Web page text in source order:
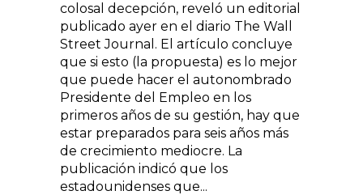
colosal decepción, reveló un editorial
publicado ayer en el diario The Wall
Street Journal. El artículo concluye
que si esto (la propuesta) es lo mejor
que puede hacer el autonombrado
Presidente del Empleo en los
primeros años de su gestión, hay que
estar preparados para seis años más
de crecimiento mediocre. La
publicación indicó que los
estadounidenses que...